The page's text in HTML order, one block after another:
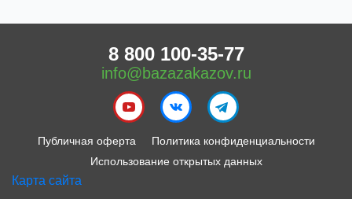
Публичная оферта
Политика конфиденциальности
Использование открытых данных
Карта сайта
8 800 100-35-77
info@bazazakazov.ru